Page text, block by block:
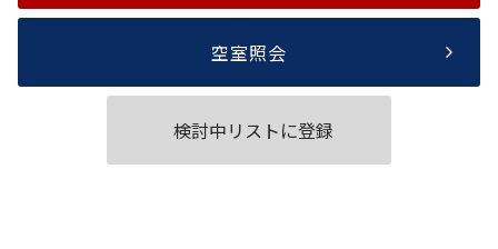
空室照会
検討中リストに登録